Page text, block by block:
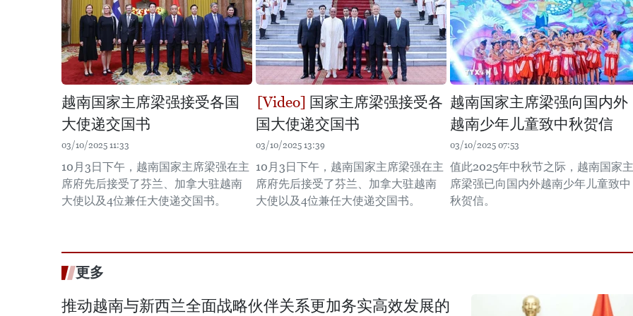
越南国家主席梁强接受各国
大使递交国书
03/10/2025 11:33
10月3日下午，越南国家主席梁强在主
席府先后接受了芬兰、加拿大驻越南
大使以及4位兼任大使递交国书。
国家主席梁强接受各
国大使递交国书
03/10/2025 13:39
10月3日下午，越南国家主席梁强在主
席府先后接受了芬兰、加拿大驻越南
大使以及4位兼任大使递交国书。
越南国家主席梁强向国内外
越南少年儿童致中秋贺信
03/10/2025 07:53
值此2025年中秋节之际，越南国家主
席梁强已向国内外越南少年儿童致中
秋贺信。
更多
推动越南与新西兰全面战略伙伴关系更加务实高效发展的